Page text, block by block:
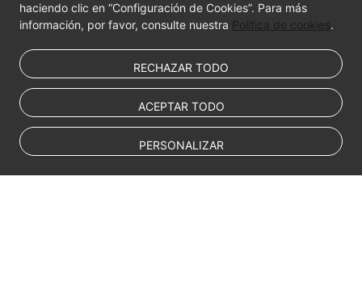
haciendo clic en “Configuración de Cookies”. Para más
información, por favor, consulte nuestra Política de cookies.
RECHAZAR TODO
ACEPTAR TODO
PERSONALIZAR